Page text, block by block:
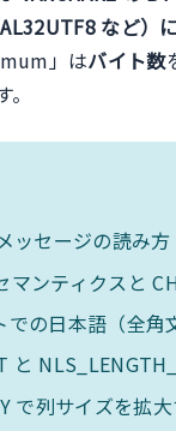
など）
」はバイト数
ッセージの読み
マンティクスと
の日本語（全角
と
で列サイズを拡